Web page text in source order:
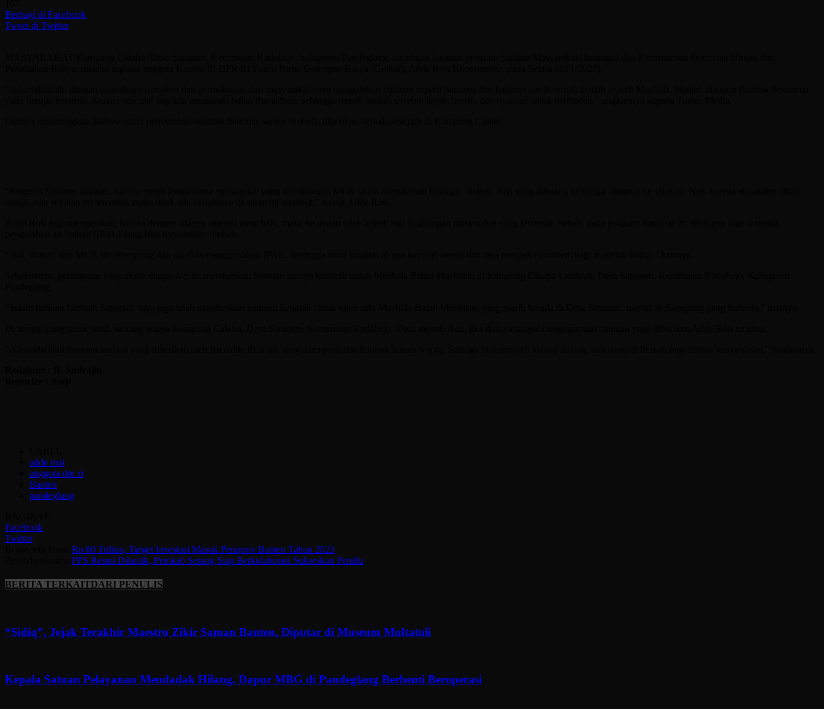
Berbagi di Facebook
Tweet di Twitter
adde rosi
anggota dpr ri
Banten
pandeglang
Facebook
Twitter
Rp 60 Triliun, Target Investasi Masuk Pemprov Banten Tahun 2023
PPS Resmi Dilantik, Pemkab Serang Siap Berkolaborasi Sukseskan Pemilu
BERITA TERKAITDARI PENULIS
“Sidiq”, Jejak Terakhir Maestro Zikir Saman Banten, Diputar di Museum Multatuli
Kepala Satuan Pelayanan Mendadak Hilang, Dapur MBG di Pandeglang Berhenti Beroperasi